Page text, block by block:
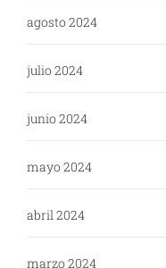
agosto 2024
julio 2024
junio 2024
mayo 2024
abril 2024
marzo 2024